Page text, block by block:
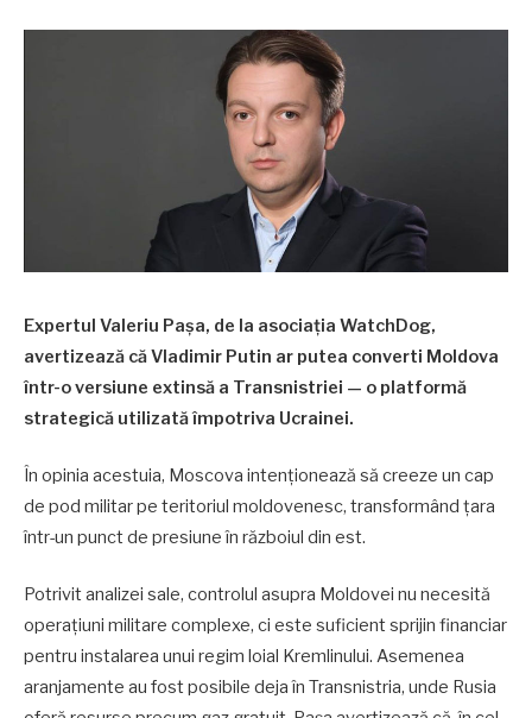
Expertul Valeriu Pașa, de la asociația WatchDog,
avertizează că Vladimir Putin ar putea converti Moldova
într-o versiune extinsă a Transnistriei — o platformă
strategică utilizată împotriva Ucrainei.
În opinia acestuia, Moscova intenționează să creeze un cap
de pod militar pe teritoriul moldovenesc, transformând țara
într-un punct de presiune în războiul din est.
Potrivit analizei sale, controlul asupra Moldovei nu necesită
operațiuni militare complexe, ci este suficient sprijin financiar
pentru instalarea unui regim loial Kremlinului. Asemenea
aranjamente au fost posibile deja în Transnistria, unde Rusia